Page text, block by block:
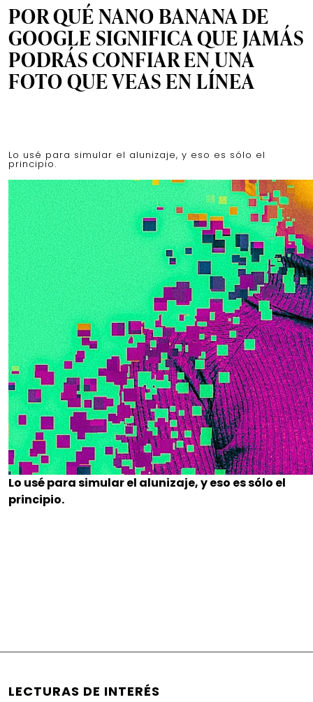
POR QUÉ NANO BANANA DE
GOOGLE SIGNIFICA QUE JAMÁS
PODRÁS CONFIAR EN UNA
FOTO QUE VEAS EN LÍNEA
Lo usé para simular el alunizaje, y eso es sólo el
principio.
Lo usé para simular el alunizaje, y eso es sólo el
principio.
LECTURAS DE INTERÉS